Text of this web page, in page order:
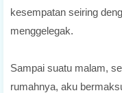
kesempatan seiring
menggelegak.
Sampai suatu malam,
rumahnya, aku